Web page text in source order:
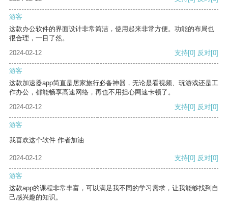
游客
这款办公软件的界面设计非常简洁，使用起来非常方便。功能的布局也
很合理，一目了然。
2024-02-12
支持[0] 反对[0]
游客
这款加速器app简直是居家旅行必备神器，无论是看视频、玩游戏还是工
作办公，都能畅享高速网络，再也不用担心网速卡顿了。
2024-02-12
支持[0] 反对[0]
游客
我喜欢这个软件 作者加油
2024-02-12 支持[0] 反对[0]
游客
这款app的课程非常丰富，可以满足我不同的学习需求，让我能够找到自
己感兴趣的知识。